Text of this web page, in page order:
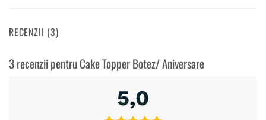
RECENZII (3)
3 recenzii pentruCake Topper Botez/ Aniversare
5,0